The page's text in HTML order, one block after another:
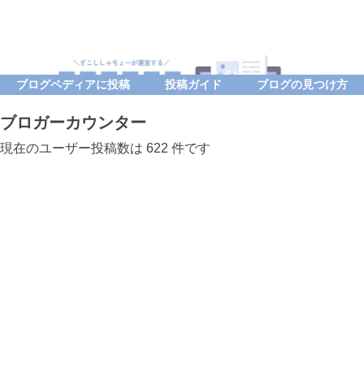
ブログペディアに投稿 投稿ガイド ブログの見つけ方
ブロガーカウンター
現在のユーザー投稿数は 622 件です